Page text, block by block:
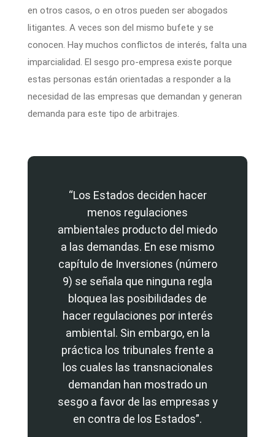
en otros casos, o en otros pueden ser abogados
litigantes. A veces son del mismo bufete y se
conocen. Hay muchos conflictos de interés, falta una
imparcialidad. El sesgo pro-empresa existe porque
estas personas están orientadas a responder a la
necesidad de las empresas que demandan y generan
demanda para este tipo de arbitrajes.
“Los Estados deciden hacer
menos regulaciones
ambientales producto del miedo
a las demandas. En ese mismo
capítulo de Inversiones (número
9) se señala que ninguna regla
bloquea las posibilidades de
hacer regulaciones por interés
ambiental. Sin embargo, en la
práctica los tribunales frente a
los cuales las transnacionales
demandan han mostrado un
sesgo a favor de las empresas y
en contra de los Estados”.